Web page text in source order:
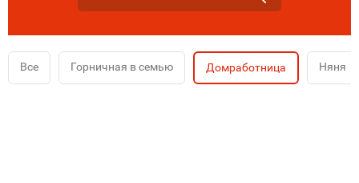
Все Горничная в семью Домработница Няня